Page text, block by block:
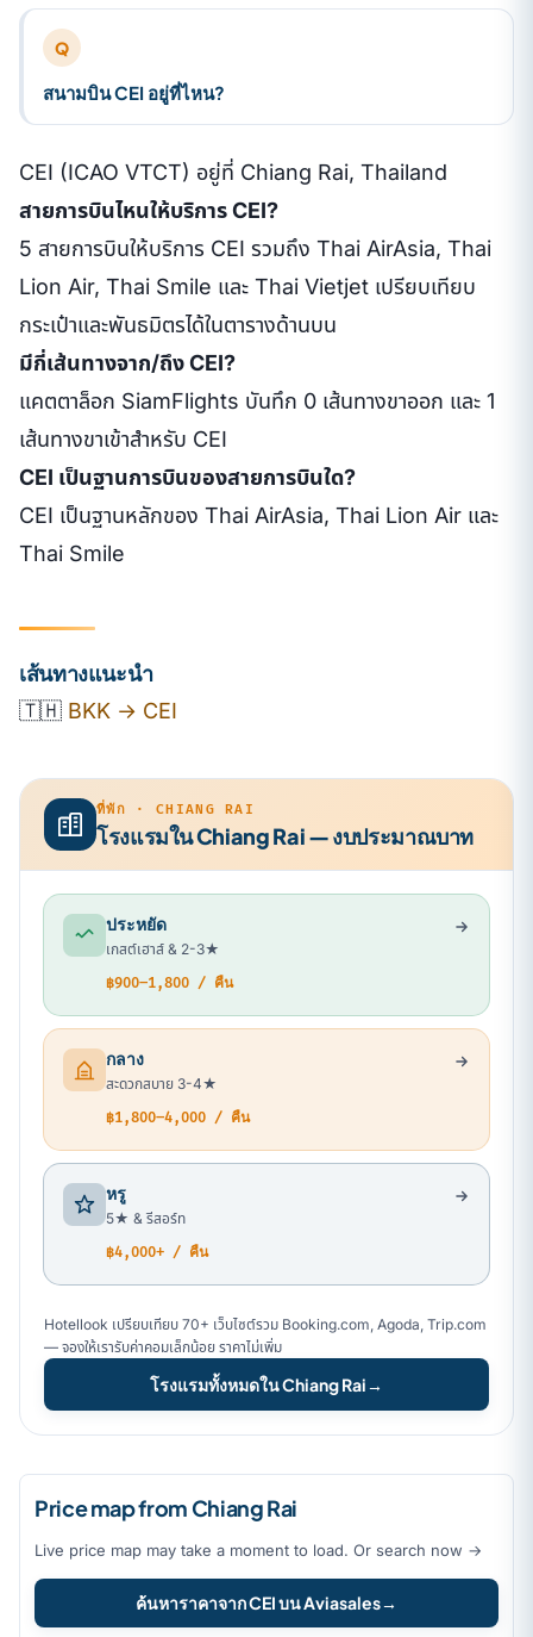
Q
สนามบิน CEI อยู่ที่ไหน?
CEI (ICAO VTCT) อยู่ที่ Chiang Rai, Thailand
สายการบินไหนให้บริการ CEI?
5 สายการบินให้บริการ CEI รวมถึง Thai AirAsia, Thai
Lion Air, Thai Smile และ Thai Vietjet เปรียบเทียบ
กระเป๋าและพันธมิตรได้ในตารางด้านบน
มีกี่เส้นทางจาก/ถึง CEI?
แคตตาล็อก SiamFlights บันทึก 0 เส้นทางขาออก และ 1
เส้นทางขาเข้าสำหรับ CEI
CEI เป็นฐานการบินของสายการบินใด?
CEI เป็นฐานหลักของ Thai AirAsia, Thai Lion Air และ
Thai Smile
เส้นทางแนะนำ
🇹🇭 BKK → CEI
ที่พัก · CHIANG RAI
โรงแรมใน Chiang Rai — งบประมาณบาท
ประหยัด
เกสต์เฮาส์ & 2-3★
฿900–1,800 / คืน
กลาง
สะดวกสบาย 3-4★
฿1,800–4,000 / คืน
หรู
5★ & รีสอร์ท
฿4,000+ / คืน
Hotellook เปรียบเทียบ 70+ เว็บไซต์รวม Booking.com, Agoda, Trip.com
— จองให้เรารับค่าคอมเล็กน้อย ราคาไม่เพิ่ม
โรงแรมทั้งหมดใน Chiang Rai→
Price map from Chiang Rai
Live price map may take a moment to load. Or search now →
ค้นหาราคาจาก CEI บน Aviasales→